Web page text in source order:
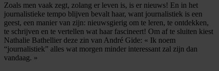
Zoals men vaak zegt, zolang er leven is, is er nieuws! En in het
journalistieke tempo blijven bevalt haar, want journalistiek is een
geest, een manier van zijn: nieuwsgierig om te leren, te ontdekken,
te schrijven en te vertellen wat haar fascineert! Om af te sluiten kiest
Nathalie Bathellier deze zin van André Gide: « Ik noem
“journalistiek” alles wat morgen minder interessant zal zijn dan
vandaag. »